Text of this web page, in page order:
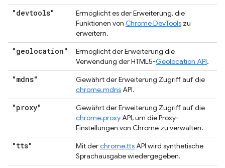
"devtools"
Ermöglicht es der Erweiterung, die
Funktionen von Chrome DevTools zu
erweitern.
"geolocation"
Ermöglicht der Erweiterung die
Verwendung der HTML5-Geolocation API.
"mdns"
Gewährt der Erweiterung Zugriff auf die
chrome.mdnsAPI.
"proxy"
Gewährt der Erweiterung Zugriff auf die
chrome.proxyAPI, um die Proxy-
Einstellungen von Chrome zu verwalten.
"tts" Mit derchrome.ttsAPI wird synthetische
Sprachausgabe wiedergegeben.